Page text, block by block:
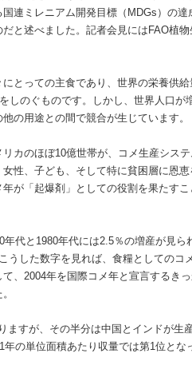
連ミレニアム開発目標（MDGs）の達
と述べました。記者会見にはFAO植
とっての主食であり、世界の栄養供給
しのぐものです。しかし、世界人口が
の用途との間で競合が生じています。
カのほぼ10億世帯が、コメ生産システ
性、子ども、そして特に貧困層に恩恵
が「起爆剤」としての役割を果たす
代と1980年代には2.5％の増産が見ら
うした数字を見れば、食糧としてのコ
、2004年を国際コメ年と宣言するき
すが、その半分は中国とインドが生
の単位面積あたり収量では第1位とな